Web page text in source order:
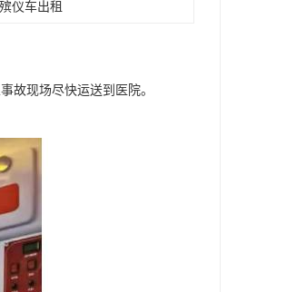
仪车出租
故现场尽快运送到医院。